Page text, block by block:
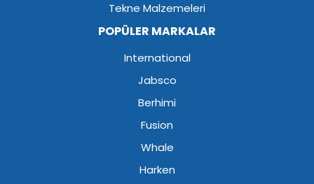
Tekne Malzemeleri
POPÜLER MARKALAR
International
Jabsco
Berhimi
Fusion
Whale
Harken